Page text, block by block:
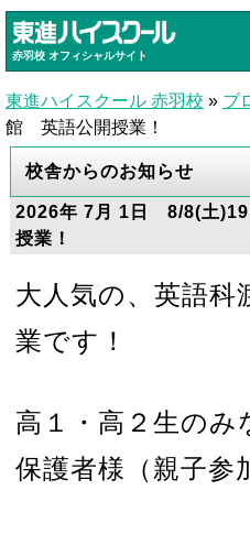
赤羽校 オフィシャルサイト
東進ハイスクール 赤羽校 » ブ
館 英語公開授業！
校舎からのお知らせ
2026年 7月 1日 8/8(土
授業！
大人気の、英語科
業です！
高１・高２生のみ
保護者様（親子参